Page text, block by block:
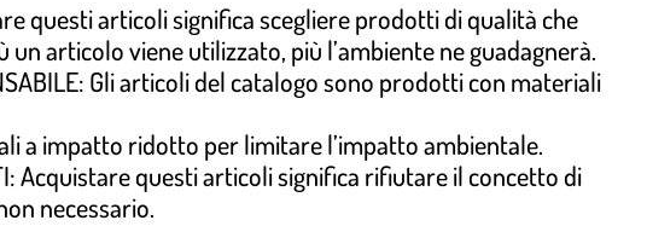
questi articoli significa scegliere prodotti di qualità che
un articolo viene utilizzato, più l’ambiente ne guadagnerà.
Gli articoli del catalogo sono prodotti con materiali
a impatto ridotto per limitare l’impatto ambientale.
Acquistare questi articoli significa rifiutare il concetto di
necessario.